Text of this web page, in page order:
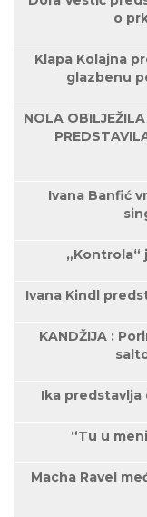
o
Klapa Kolajna
glazbenu
NOLA
Ivana Banfić
„Kontrola“
Ivana Kindl
KANDŽIJA :
Ika predstavlja
“Tu u
Macha Ravel